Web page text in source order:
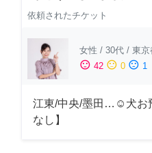
依頼されたチケット
女性 / 30代 / 東京
sentiment_satisfied 42 sentiment_neutral 0 sentiment_dissatisfied 1
江東/中央/墨田…☺︎犬お
なし】